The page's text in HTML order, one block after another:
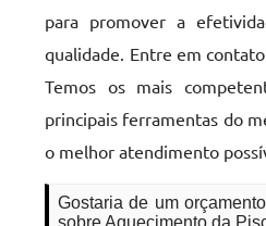
para promover a
qualidade. Entre em
Temos os mais
principais ferramentas do
o melhor atendimento
Gostaria de um
sobre Aquecimento da